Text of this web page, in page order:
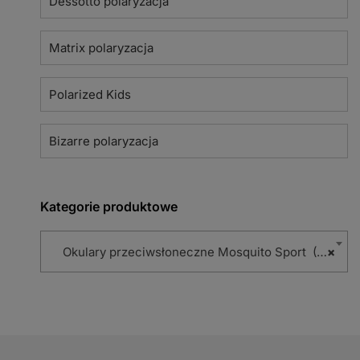
Matrix polaryzacja
Polarized Kids
Bizarre polaryzacja
Kategorie produktowe
×
Okulary przeciwsłoneczne Mosquito Sport (114)